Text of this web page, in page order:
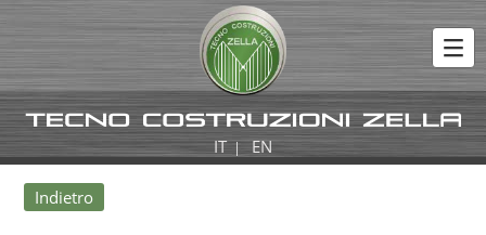
IT| EN
Indietro